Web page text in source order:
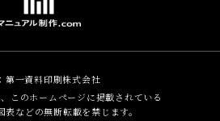
第一資料印刷株式会社
このホームページに掲載されている
表などの無断転載を禁じます。